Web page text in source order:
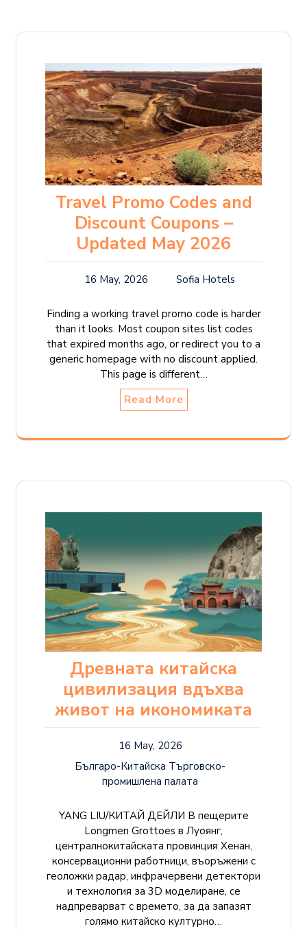
Travel Promo Codes and
Discount Coupons –
Updated May 2026
16 May, 2026 Sofia Hotels
Finding a working travel promo code is harder
than it looks. Most coupon sites list codes
that expired months ago, or redirect you to a
generic homepage with no discount applied.
This page is different…
Read More
Древната китайска
цивилизация вдъхва
живот на икономиката
16 May, 2026
Българо-Китайска Търговско-
промишлена палaта
YANG LIU/КИТАЙ ДЕЙЛИ В пещерите
Longmen Grottoes в Луоянг,
централнокитайската провинция Хенан,
консервационни работници, въоръжени с
геоложки радар, инфрачервени детектори
и технология за 3D моделиране, се
надпреварват с времето, за да запазят
голямо китайско културно…